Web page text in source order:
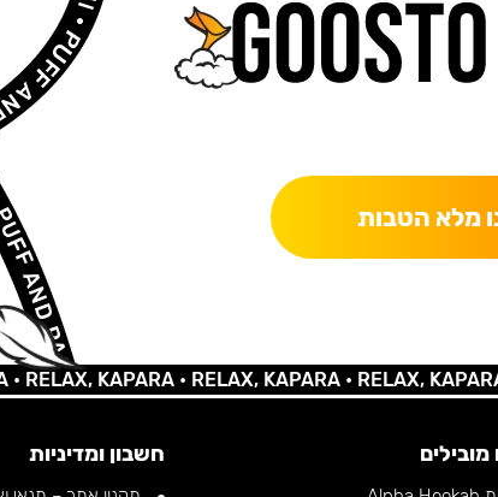
מלא הטבות
KAPARA •RELAX, KAPARA •RELAX, KAPARA •
חשבון ומדיניות